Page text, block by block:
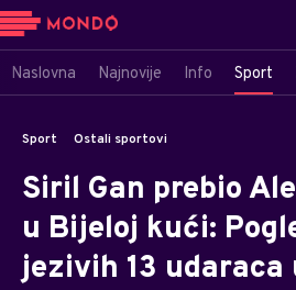
Naslovna Najnovije Info Sport
Sport Ostali sportovi
Siril Gan prebio
u Bijeloj kući:
jezivih 13